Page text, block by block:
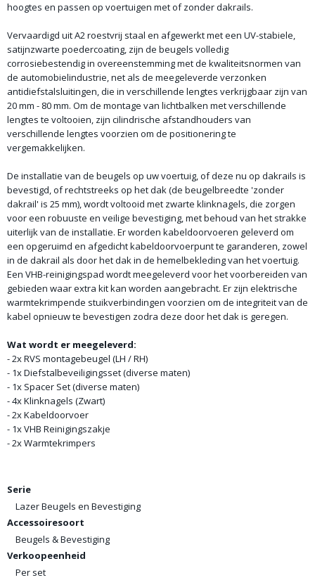
hoogtes en passen op voertuigen met of zonder dakrails.
Vervaardigd uit A2 roestvrij staal en afgewerkt met een UV-stabiele,
satijnzwarte poedercoating, zijn de beugels volledig
corrosiebestendig in overeenstemming met de kwaliteitsnormen van
de automobielindustrie, net als de meegeleverde verzonken
antidiefstalsluitingen, die in verschillende lengtes verkrijgbaar zijn van
20 mm - 80 mm. Om de montage van lichtbalken met verschillende
lengtes te voltooien, zijn cilindrische afstandhouders van
verschillende lengtes voorzien om de positionering te
vergemakkelijken.
De installatie van de beugels op uw voertuig, of deze nu op dakrails is
bevestigd, of rechtstreeks op het dak (de beugelbreedte 'zonder
dakrail' is 25 mm), wordt voltooid met zwarte klinknagels, die zorgen
voor een robuuste en veilige bevestiging, met behoud van het strakke
uiterlijk van de installatie. Er worden kabeldoorvoeren geleverd om
een ​​opgeruimd en afgedicht kabeldoorvoerpunt te garanderen, zowel
in de dakrail als door het dak in de hemelbekleding van het voertuig.
Een VHB-reinigingspad wordt meegeleverd voor het voorbereiden van
gebieden waar extra kit kan worden aangebracht. Er zijn elektrische
warmtekrimpende stuikverbindingen voorzien om de integriteit van de
kabel opnieuw te bevestigen zodra deze door het dak is geregen.
Wat wordt er meegeleverd:
- 2x RVS montagebeugel (LH / RH)
- 1x Diefstalbeveiligingsset (diverse maten)
- 1x Spacer Set (diverse maten)
- 4x Klinknagels (Zwart)
- 2x Kabeldoorvoer
- 1x VHB Reinigingszakje
- 2x Warmtekrimpers
Serie
Lazer Beugels en Bevestiging
Accessoiresoort
Beugels & Bevestiging
Verkoopeenheid
Per set